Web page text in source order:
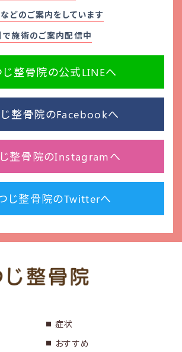
どのご案内をしています
で施術のご案内配信中
じ整骨院の公式LINEへ
整骨院のFacebookへ
整骨院のInstagramへ
じ整骨院のTwitterへ
症状
おすすめ